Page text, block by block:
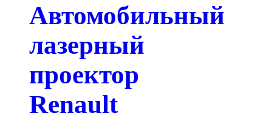
Автомобильный
лазерный
проектор
Renault